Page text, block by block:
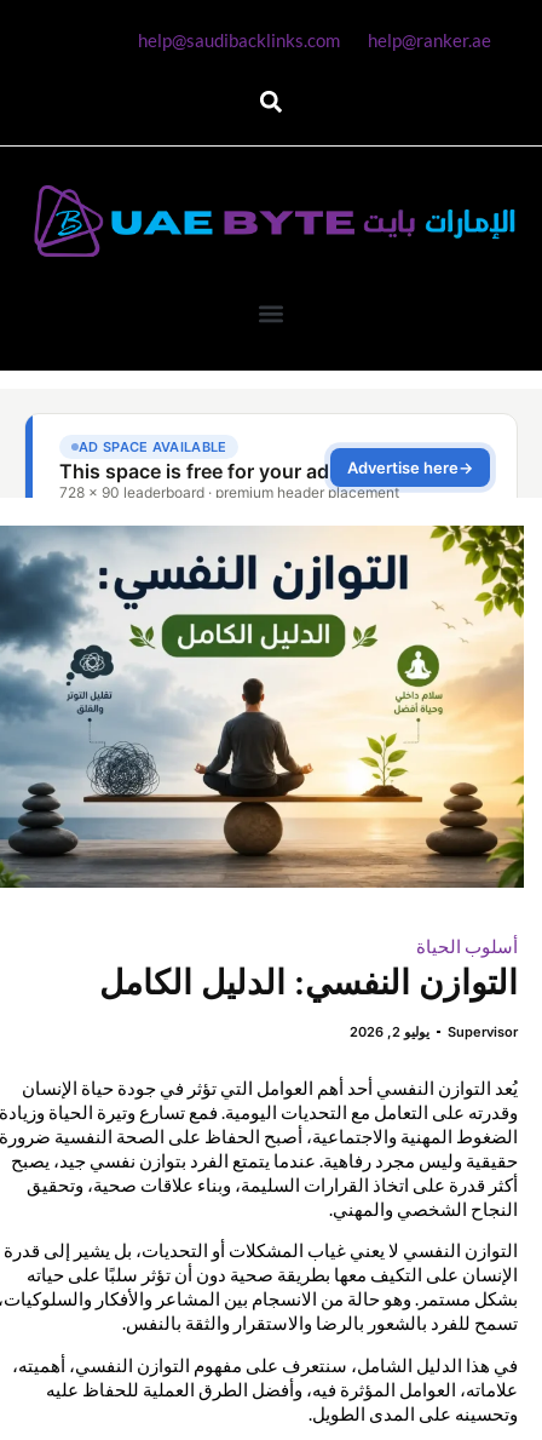
help@ranker.ae
help@saudibacklinks.com
أسلوب الحياة
التوازن النفسي: الدليل الكامل
Supervisor يوليو 2, 2026
يُعد التوازن النفسي أحد أهم العوامل التي تؤثر في جودة حياة الإنسان
وقدرته على التعامل مع التحديات اليومية. فمع تسارع وتيرة الحياة وزيادة
الضغوط المهنية والاجتماعية، أصبح الحفاظ على الصحة النفسية ضرورة
حقيقية وليس مجرد رفاهية. عندما يتمتع الفرد بتوازن نفسي جيد، يصبح
أكثر قدرة على اتخاذ القرارات السليمة، وبناء علاقات صحية، وتحقيق
النجاح الشخصي والمهني.
التوازن النفسي لا يعني غياب المشكلات أو التحديات، بل يشير إلى قدرة
الإنسان على التكيف معها بطريقة صحية دون أن تؤثر سلبًا على حياته
بشكل مستمر. وهو حالة من الانسجام بين المشاعر والأفكار والسلوكيات،
تسمح للفرد بالشعور بالرضا والاستقرار والثقة بالنفس.
في هذا الدليل الشامل، سنتعرف على مفهوم التوازن النفسي، أهميته،
علاماته، العوامل المؤثرة فيه، وأفضل الطرق العملية للحفاظ عليه
وتحسينه على المدى الطويل.